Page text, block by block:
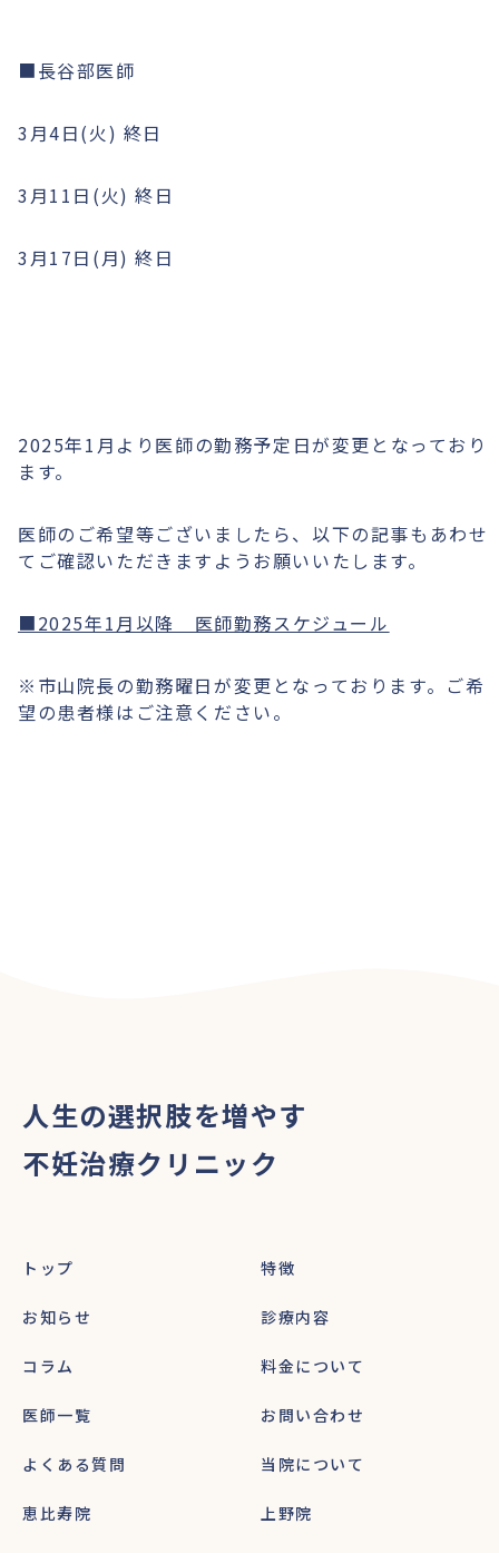
■長谷部医師
3月4日(火) 終日
3月11日(火) 終日
3月17日(月) 終日
2025年1月より医師の勤務予定日が変更となっており
ます。
医師のご希望等ございましたら、以下の記事もあわせ
てご確認いただきますようお願いいたします。
■2025年1月以降 医師勤務スケジュール
※市山院長の勤務曜日が変更となっております。ご希
望の患者様はご注意ください。
人生の選択肢を増やす
不妊治療クリニック
トップ 特徴
お知らせ 診療内容
コラム 料金について
医師一覧 お問い合わせ
よくある質問 当院について
恵比寿院 上野院